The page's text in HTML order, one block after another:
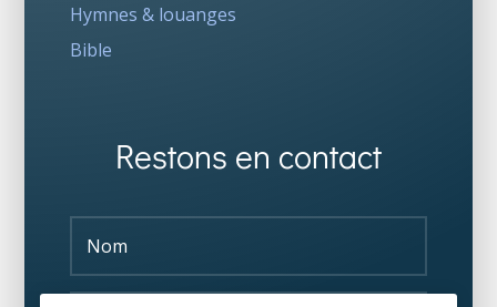
Hymnes & louanges
Bible
Restons en contact